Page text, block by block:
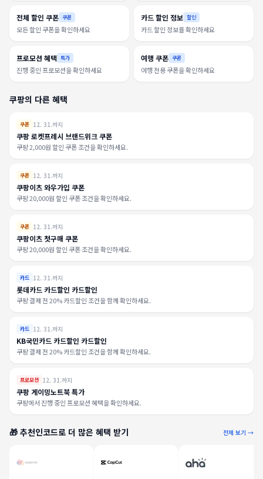
전체 할인 쿠폰 쿠폰
모든 할인 쿠폰을 확인하세요
카드 할인 정보 할인
카드 할인 정보를 확인하세요
프로모션 혜택 특가
진행 중인 프로모션을 확인하세요
여행 쿠폰 쿠폰
여행 전용 쿠폰을 확인하세요
쿠팡의 다른 혜택
쿠폰 12. 31.까지
쿠팡 로켓프레시 브랜드위크 쿠폰
쿠팡 2,000원 할인 쿠폰 조건을 확인하세요.
쿠폰 12. 31.까지
쿠팡이츠 와우가입 쿠폰
쿠팡 20,000원 할인 쿠폰 조건을 확인하세요.
쿠폰 12. 31.까지
쿠팡이츠 첫구매 쿠폰
쿠팡 20,000원 할인 쿠폰 조건을 확인하세요.
카드 12. 31.까지
롯데카드 카드할인 카드할인
쿠팡 결제 전 20% 카드할인 조건을 함께 확인하세요.
카드 12. 31.까지
KB국민카드 카드할인 카드할인
쿠팡 결제 전 20% 카드할인 조건을 함께 확인하세요.
프로모션 12. 31.까지
쿠팡 게이밍노트북 특가
쿠팡에서 진행 중인 프로모션 혜택을 확인하세요.
🎁 추천인코드로 더 많은 혜택 받기 전체 보기 →